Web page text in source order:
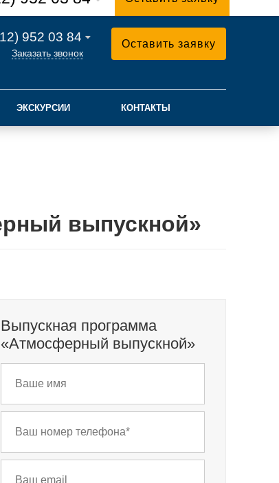
952 03 84
Заказать звонок
Оставить заявку
ЭКСКУРСИИ КОНТАКТЫ
выпускной»
Выпускная программа
«Атмосферный выпускной»